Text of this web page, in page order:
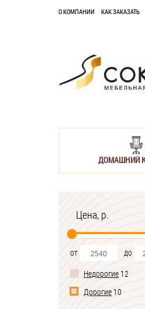
О КОМПАНИИ КАК ЗАКАЗАТЬ
ДОМАШНИЙ
Цена, р.
от
до
Недорогие 12
Дорогие 10